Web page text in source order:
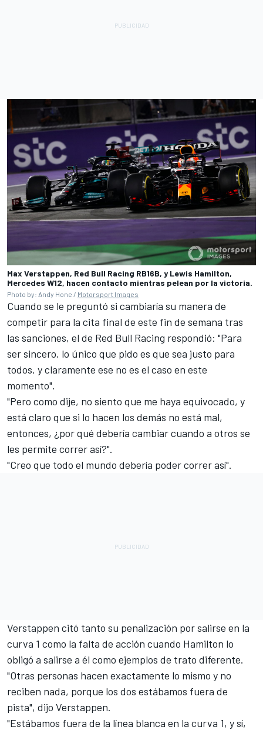
Max Verstappen, Red Bull Racing RB16B, y Lewis Hamilton,
Mercedes W12, hacen contacto mientras pelean por la victoria.
Photo by: Andy Hone / Motorsport Images
Cuando se le preguntó si cambiaría su manera de
competir para la cita final de este fin de semana tras
las sanciones, el de Red Bull Racing respondió: "Para
ser sincero, lo único que pido es que sea justo para
todos, y claramente ese no es el caso en este
momento".
"Pero como dije, no siento que me haya equivocado, y
está claro que si lo hacen los demás no está mal,
entonces, ¿por qué debería cambiar cuando a otros se
les permite correr así?".
"Creo que todo el mundo debería poder correr así".
Verstappen citó tanto su penalización por salirse en la
curva 1 como la falta de acción cuando Hamilton lo
obligó a salirse a él como ejemplos de trato diferente.
"Otras personas hacen exactamente lo mismo y no
reciben nada, porque los dos estábamos fuera de
pista", dijo Verstappen.
"Estábamos fuera de la línea blanca en la curva 1, y sí,